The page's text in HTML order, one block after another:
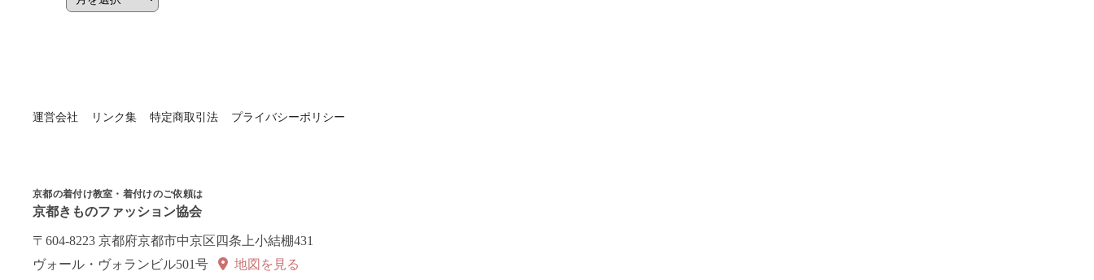
運営会社 リンク集 特定商取引法 プライバシーポリシー
京都の着付け教室・着付けのご依頼は
京都きものファッション協会
〒604-8223 京都府京都市中京区四条上小結棚431
ヴォール・ヴォランビル501号
地図を見る